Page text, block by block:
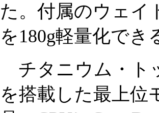
た。付属のウェイ
を180g軽量化でき
チタニウム・ト
を搭載した最上位